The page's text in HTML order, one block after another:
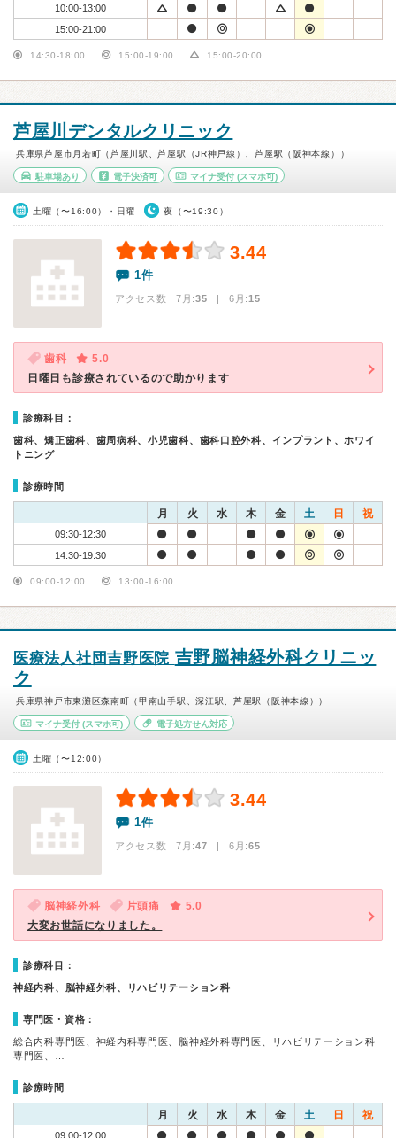
10:00-13:00
15:00-21:00
14:30-18:00 15:00-19:00 15:00-20:00
芦屋川デンタルクリニック
兵庫県芦屋市月若町（芦屋川駅、芦屋駅（JR神戸線）、芦屋駅（阪神本線））
駐車場あり 電子決済可 マイナ受付 (スマホ可)
土曜（〜16:00）・日曜 夜（〜19:30）
3.44
1件
アクセス数 7月:35 | 6月:15
歯科
5.0
日曜日も診療されているので助かります
診療科目：
歯科、矯正歯科、歯周病科、小児歯科、歯科口腔外科、インプラント、ホワイ
トニング
診療時間
月 火 水 木 金 土 日 祝
09:30-12:30
14:30-19:30
09:00-12:00 13:00-16:00
医療法人社団吉野医院 吉野脳神経外科クリニッ
ク
兵庫県神戸市東灘区森南町（甲南山手駅、深江駅、芦屋駅（阪神本線））
マイナ受付 (スマホ可) 電子処方せん対応
土曜（〜12:00）
3.44
1件
アクセス数 7月:47 | 6月:65
脳神経外科 片頭痛
5.0
大変お世話になりました。
診療科目：
神経内科、脳神経外科、リハビリテーション科
専門医・資格：
総合内科専門医、神経内科専門医、脳神経外科専門医、リハビリテーション科
専門医、…
診療時間
月 火 水 木 金 土 日 祝
09:00-12:00